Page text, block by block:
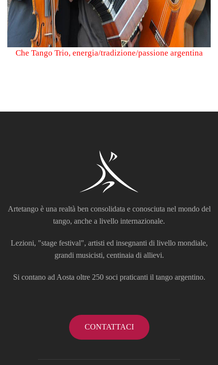
Che Tango Trio, energia/tradizione/passione argentina
Artetango è una realtà ben consolidata e conosciuta nel mondo del
tango, anche a livello internazionale.
Lezioni, "stage festival", artisti ed insegnanti di livello mondiale,
grandi musicisti, centinaia di allievi.
Si contano ad Aosta oltre 250 soci praticanti il tango argentino.
CONTATTACI